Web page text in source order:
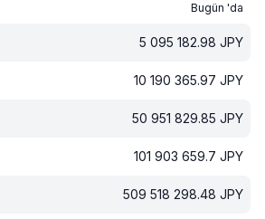
Bugün 'da
5 095 182.98 JPY
10 190 365.97 JPY
50 951 829.85 JPY
101 903 659.7 JPY
509 518 298.48 JPY